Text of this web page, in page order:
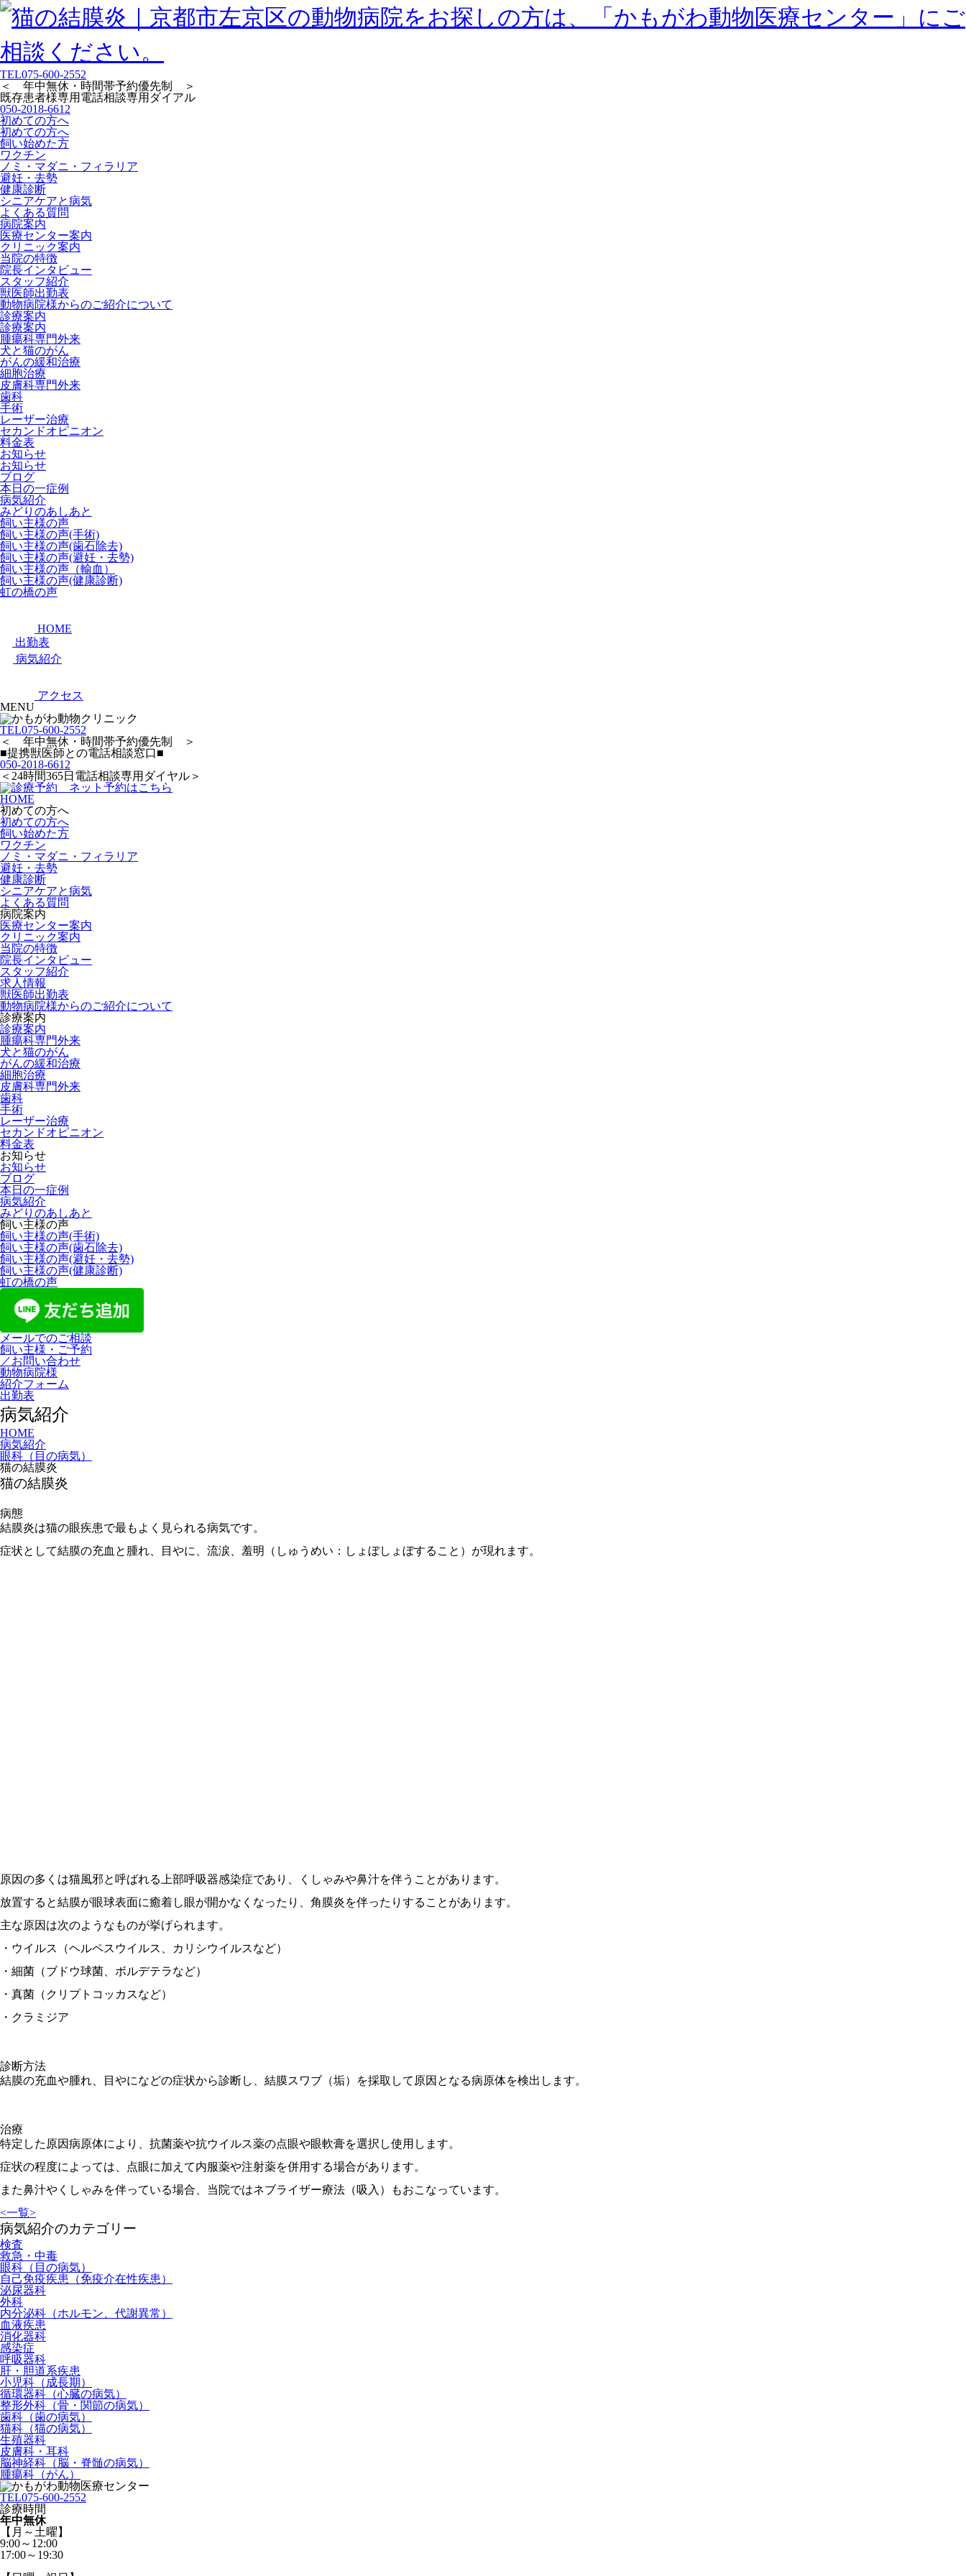
TEL075-600-2552
＜ 年中無休・時間帯予約優先制 ＞
既存患者様専用 電話相談専用ダイアル
050-2018-6612
初めての方へ
初めての方へ
飼い始めた方
ワクチン
ノミ・マダニ・フィラリア
避妊・去勢
健康診断
シニアケアと病気
よくある質問
病院案内
医療センター案内
クリニック案内
当院の特徴
院長インタビュー
スタッフ紹介
獣医師出勤表
動物病院様からのご紹介について
診療案内
診療案内
腫瘍科専門外来
犬と猫のがん
がんの緩和治療
細胞治療
皮膚科専門外来
歯科
手術
レーザー治療
セカンドオピニオン
料金表
お知らせ
お知らせ
ブログ
本日の一症例
病気紹介
みどりのあしあと
飼い主様の声
飼い主様の声(手術)
飼い主様の声(歯石除去)
飼い主様の声(避妊・去勢)
飼い主様の声（輸血）
飼い主様の声(健康診断)
虹の橋の声
HOME
出勤表
病気紹介
アクセス
MENU
TEL075-600-2552
＜ 年中無休・時間帯予約優先制 ＞
■提携獣医師との電話相談窓口■
050-2018-6612
＜24時間365日電話相談専用ダイヤル＞
HOME
初めての方へ
初めての方へ
飼い始めた方
ワクチン
ノミ・マダニ・フィラリア
避妊・去勢
健康診断
シニアケアと病気
よくある質問
病院案内
医療センター案内
クリニック案内
当院の特徴
院長インタビュー
スタッフ紹介
求人情報
獣医師出勤表
動物病院様からのご紹介について
診療案内
診療案内
腫瘍科専門外来
犬と猫のがん
がんの緩和治療
細胞治療
皮膚科専門外来
歯科
手術
レーザー治療
セカンドオピニオン
料金表
お知らせ
お知らせ
ブログ
本日の一症例
病気紹介
みどりのあしあと
飼い主様の声
飼い主様の声(手術)
飼い主様の声(歯石除去)
飼い主様の声(避妊・去勢)
飼い主様の声(健康診断)
虹の橋の声
メールでのご相談
飼い主様・ご予約
／お問い合わせ
動物病院様
紹介フォーム
出勤表
病気紹介
HOME
病気紹介
眼科（目の病気）
猫の結膜炎
猫の結膜炎
病態
結膜炎は猫の眼疾患で最もよく見られる病気です。
症状として結膜の充血と腫れ、目やに、流涙、羞明（しゅうめい：しょぼしょぼすること）が現れます。
原因の多くは猫風邪と呼ばれる上部呼吸器感染症であり、くしゃみや鼻汁を伴うことがあります。
放置すると結膜が眼球表面に癒着し眼が開かなくなったり、角膜炎を伴ったりすることがあります。
主な原因は次のようなものが挙げられます。
・ウイルス（ヘルペスウイルス、カリシウイルスなど）
・細菌（ブドウ球菌、ボルデテラなど）
・真菌（クリプトコッカスなど）
・クラミジア
診断方法
結膜の充血や腫れ、目やになどの症状から診断し、結膜スワブ（垢）を採取して原因となる病原体を検出します。
治療
特定した原因病原体により、抗菌薬や抗ウイルス薬の点眼や眼軟膏を選択し使用します。
症状の程度によっては、点眼に加えて内服薬や注射薬を併用する場合があります。
また鼻汁やくしゃみを伴っている場合、当院ではネブライザー療法（吸入）もおこなっています。
<一覧>
病気紹介のカテゴリー
検査
救急・中毒
眼科（目の病気）
自己免疫疾患（免疫介在性疾患）
泌尿器科
外科
内分泌科（ホルモン、代謝異常）
血液疾患
消化器科
感染症
呼吸器科
肝・胆道系疾患
小児科（成長期）
循環器科（心臓の病気）
整形外科（骨・関節の病気）
歯科（歯の病気）
猫科（猫の病気）
生殖器科
皮膚科・耳科
脳神経科（脳・脊髄の病気）
腫瘍科（がん）
TEL075-600-2552
診療時間
年中無休
【月～土曜】
9:00～12:00
17:00～19:30